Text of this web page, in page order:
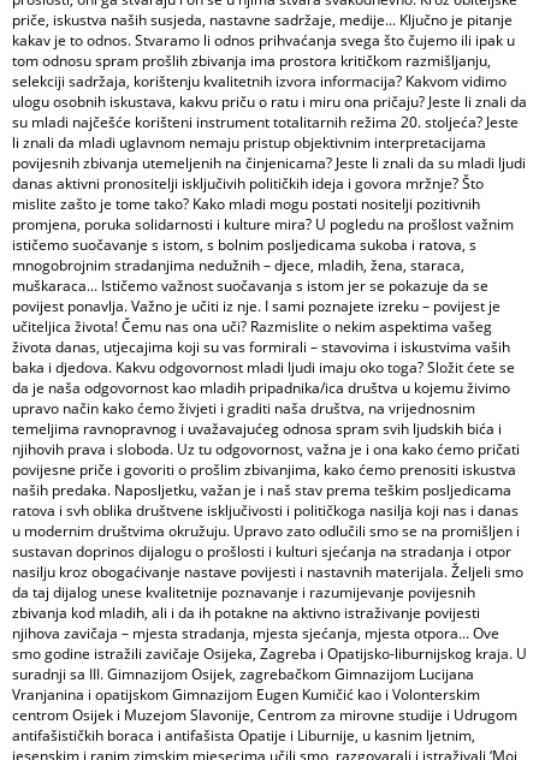
priče, iskustva naših susjeda, nastavne sadržaje, medije... Ključno je pitanje
kakav je to odnos. Stvaramo li odnos prihvaćanja svega što čujemo ili ipak u
tom odnosu spram prošlih zbivanja ima prostora kritičkom razmišljanju,
selekciji sadržaja, korištenju kvalitetnih izvora informacija? Kakvom vidimo
ulogu osobnih iskustava, kakvu priču o ratu i miru ona pričaju? Jeste li znali da
su mladi najčešće korišteni instrument totalitarnih režima 20. stoljeća? Jeste
li znali da mladi uglavnom nemaju pristup objektivnim interpretacijama
povijesnih zbivanja utemeljenih na činjenicama? Jeste li znali da su mladi ljudi
danas aktivni pronositelji isključivih političkih ideja i govora mržnje? Što
mislite zašto je tome tako? Kako mladi mogu postati nositelji pozitivnih
promjena, poruka solidarnosti i kulture mira? U pogledu na prošlost važnim
ističemo suočavanje s istom, s bolnim posljedicama sukoba i ratova, s
mnogobrojnim stradanjima nedužnih – djece, mladih, žena, staraca,
muškaraca... Ističemo važnost suočavanja s istom jer se pokazuje da se
povijest ponavlja. Važno je učiti iz nje. I sami poznajete izreku – povijest je
učiteljica života! Čemu nas ona uči? Razmislite o nekim aspektima vašeg
života danas, utjecajima koji su vas formirali – stavovima i iskustvima vaših
baka i djedova. Kakvu odgovornost mladi ljudi imaju oko toga? Složit ćete se
da je naša odgovornost kao mladih pripadnika/ica društva u kojemu živimo
upravo način kako ćemo živjeti i graditi naša društva, na vrijednosnim
temeljima ravnopravnog i uvažavajućeg odnosa spram svih ljudskih bića i
njihovih prava i sloboda. Uz tu odgovornost, važna je i ona kako ćemo pričati
povijesne priče i govoriti o prošlim zbivanjima, kako ćemo prenositi iskustva
naših predaka. Naposljetku, važan je i naš stav prema teškim posljedicama
ratova i svh oblika društvene isključivosti i političkoga nasilja koji nas i danas
u modernim društvima okružuju. Upravo zato odlučili smo se na promišljen i
sustavan doprinos dijalogu o prošlosti i kulturi sjećanja na stradanja i otpor
nasilju kroz obogaćivanje nastave povijesti i nastavnih materijala. Željeli smo
da taj dijalog unese kvalitetnije poznavanje i razumijevanje povijesnih
zbivanja kod mladih, ali i da ih potakne na aktivno istraživanje povijesti
njihova zavičaja – mjesta stradanja, mjesta sjećanja, mjesta otpora... Ove
smo godine istražili zavičaje Osijeka, Zagreba i Opatijsko-liburnijskog kraja. U
suradnji sa III. Gimnazijom Osijek, zagrebačkom Gimnazijom Lucijana
Vranjanina i opatijskom Gimnazijom Eugen Kumičić kao i Volonterskim
centrom Osijek i Muzejom Slavonije, Centrom za mirovne studije i Udrugom
antifašističkih boraca i antifašista Opatije i Liburnije, u kasnim ljetnim,
jesenskim i ranim zimskim mjesecima učili smo, razgovarali i istraživali ‘Moj